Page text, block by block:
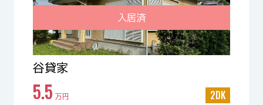
入居済
谷貸家
5.5 万円 2DK